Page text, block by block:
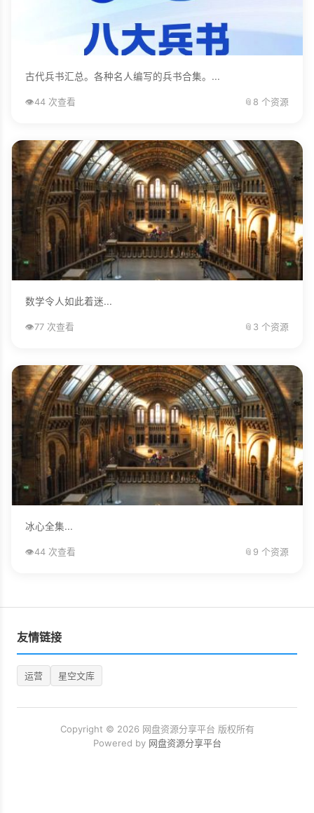
古代兵书汇总。各种名人编写的兵书合集。...
👁️44 次查看 📎 8 个资源
数学令人如此着迷...
👁️77 次查看 📎 3 个资源
冰心全集...
👁️44 次查看 📎 9 个资源
友情链接
运营 星空文库
Copyright © 2026 网盘资源分享平台 版权所有
Powered by 网盘资源分享平台